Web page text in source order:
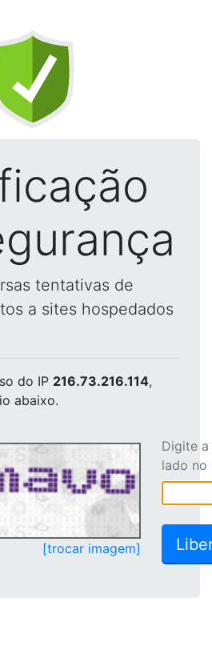
tentativas de
a sites hospedados
do IP 216.73.216.114,
abaixo.
[trocar imagem]
Digite
lado no